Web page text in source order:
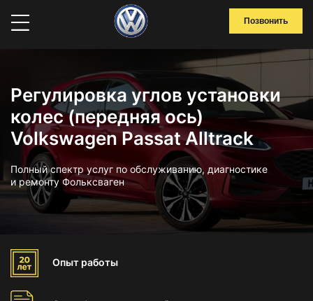
Позвонить
Регулировка углов установки
колес (передняя ось)
Volkswagen Passat Alltrack
Полный спектр услуг по обслуживанию, диагностике
и ремонту Фольксваген
Опыт работы